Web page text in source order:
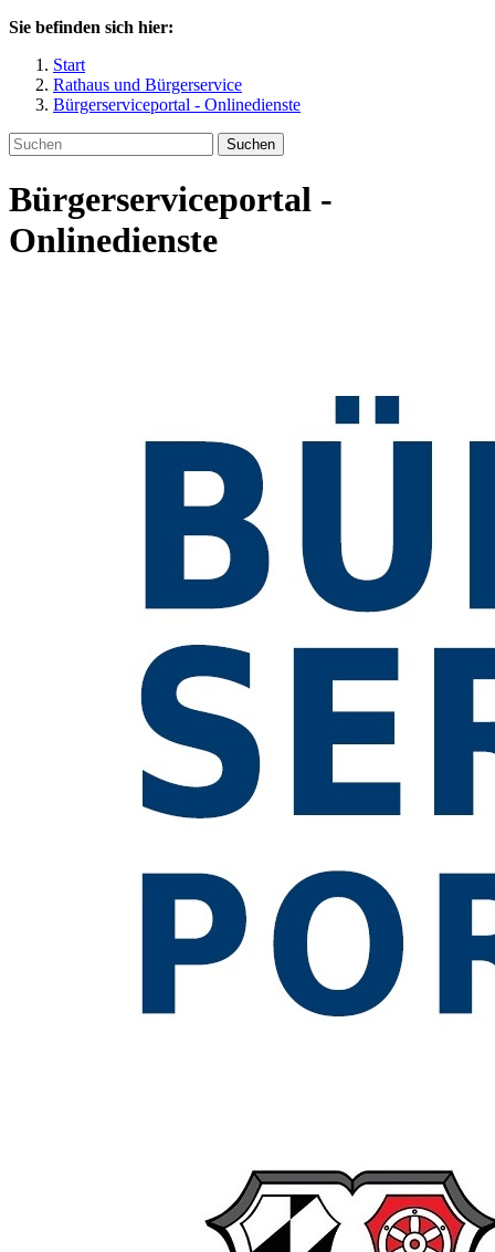
Sie befinden sich hier:
Start
Rathaus und Bürgerservice
Bürgerserviceportal - Onlinedienste
Suchen
Bürgerserviceportal -
Onlinedienste